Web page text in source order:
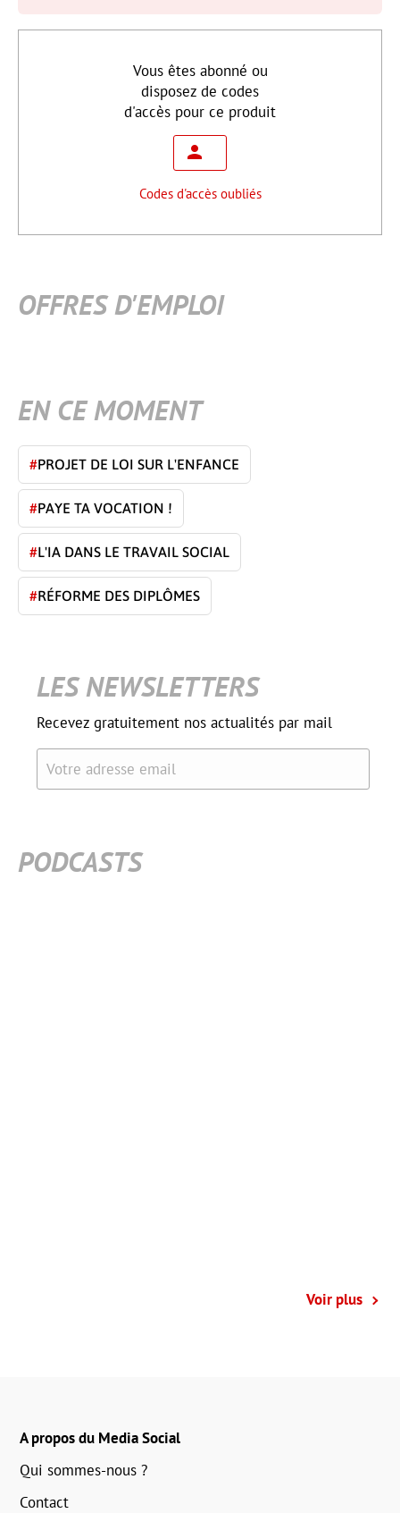
Vous êtes abonné ou
disposez de codes
d'accès pour ce produit
Codes d'accès oubliés
OFFRES D'EMPLOI
EN CE MOMENT
#PROJET DE LOI SUR L'ENFANCE
#PAYE TA VOCATION !
#L'IA DANS LE TRAVAIL SOCIAL
#RÉFORME DES DIPLÔMES
LES NEWSLETTERS
Recevez gratuitement nos actualités par mail
Votre adresse email
PODCASTS
Voir plus
A propos du Media Social
Qui sommes-nous ?
Contact